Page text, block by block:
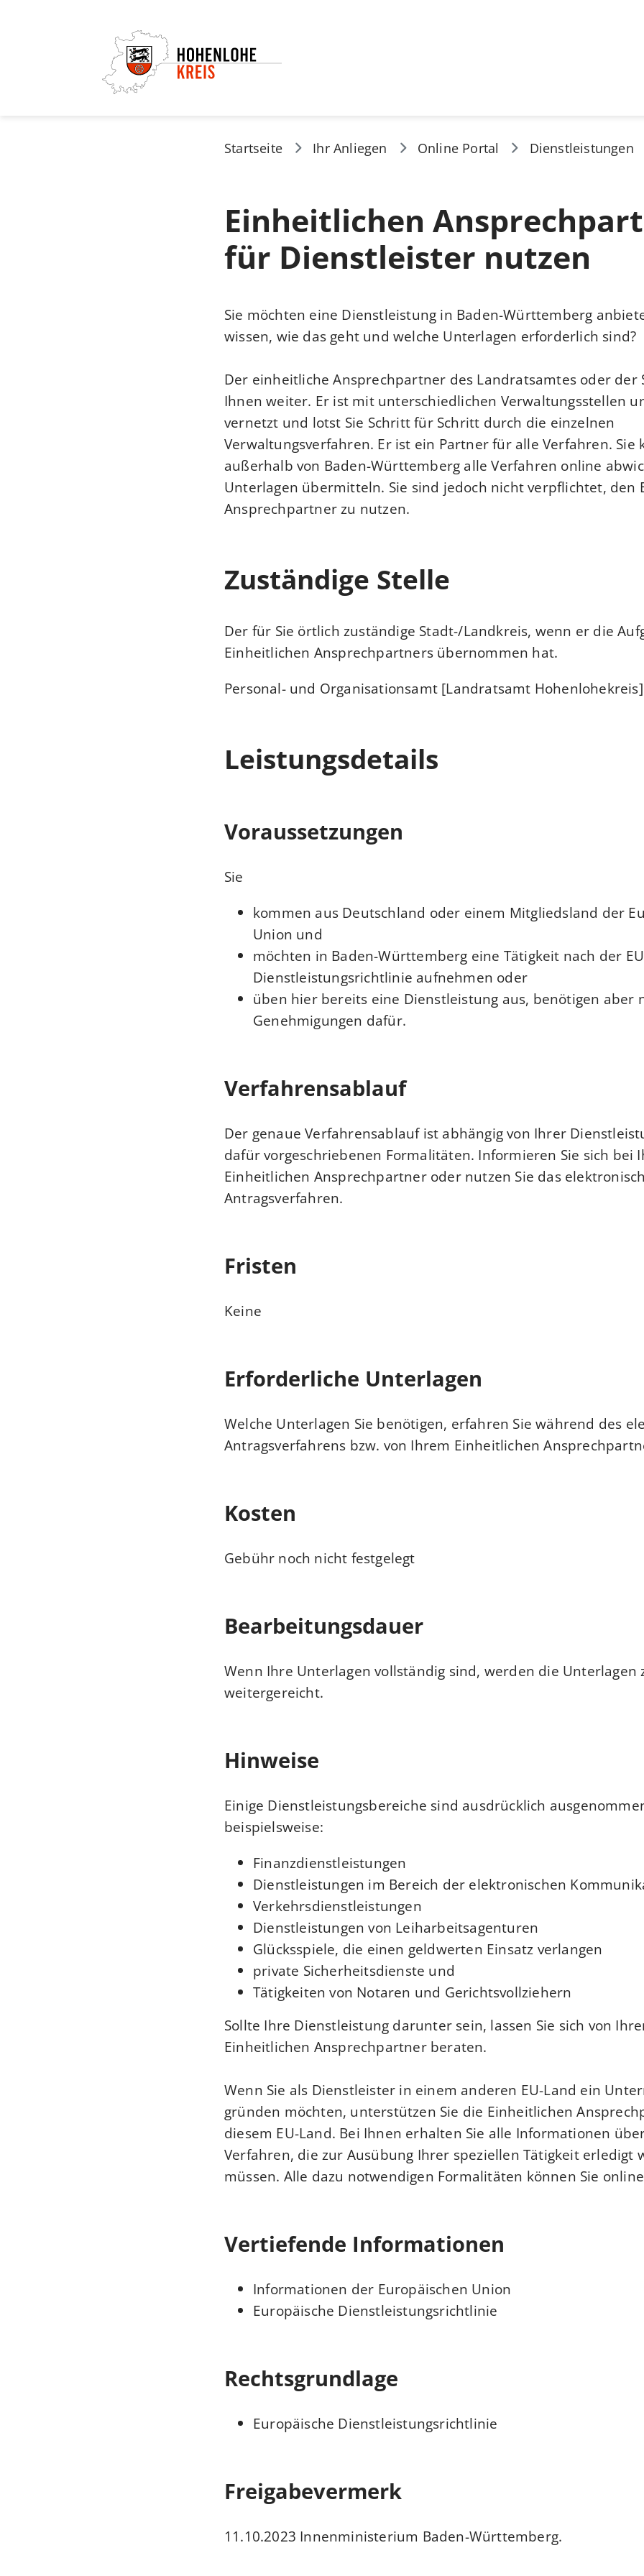
Startseite Ihr Anliegen Online Portal Dienstleistungen
Einheitlichen
für Dienstleister nutzen
Sie möchten eine Dienstleistung in Baden-Württemberg
wissen, wie das geht und welche Unterlagen erforderlich sind?
Der einheitliche Ansprechpartner des Landratsamtes oder der
Ihnen weiter. Er ist mit unterschiedlichen Verwaltungsstellen
vernetzt und lotst Sie Schritt für Schritt durch die einzelnen
Verwaltungsverfahren. Er ist ein Partner für alle Verfahren. Sie
außerhalb von Baden-Württemberg alle Verfahren online
Unterlagen übermitteln. Sie sind jedoch nicht verpflichtet, den
Ansprechpartner zu nutzen.
Zuständige Stelle
Der für Sie örtlich zuständige Stadt-/Landkreis, wenn er die
Einheitlichen Ansprechpartners übernommen hat.
Personal- und Organisationsamt [Landratsamt Hohenlohekreis]
Leistungsdetails
Voraussetzungen
Sie
kommen aus Deutschland oder einem Mitgliedsland der
Union und
möchten in Baden-Württemberg eine Tätigkeit nach der
Dienstleistungsrichtlinie aufnehmen oder
üben hier bereits eine Dienstleistung aus, benötigen aber
Genehmigungen dafür.
Verfahrensablauf
Der genaue Verfahrensablauf ist abhängig von Ihrer
dafür vorgeschriebenen Formalitäten. Informieren Sie sich bei
Einheitlichen Ansprechpartner oder nutzen Sie das
Antragsverfahren.
Fristen
Keine
Erforderliche Unterlagen
Welche Unterlagen Sie benötigen, erfahren Sie während des
Antragsverfahrens bzw. von Ihrem Einheitlichen
Kosten
Gebühr noch nicht festgelegt
Bearbeitungsdauer
Wenn Ihre Unterlagen vollständig sind, werden die Unterlagen
weitergereicht.
Hinweise
Einige Dienstleistungsbereiche sind ausdrücklich
beispielsweise:
Finanzdienstleistungen
Dienstleistungen im Bereich der elektronischen
Verkehrsdienstleistungen
Dienstleistungen von Leiharbeitsagenturen
Glücksspiele, die einen geldwerten Einsatz verlangen
private Sicherheitsdienste und
Tätigkeiten von Notaren und Gerichtsvollziehern
Sollte Ihre Dienstleistung darunter sein, lassen Sie sich von
Einheitlichen Ansprechpartner beraten.
Wenn Sie als Dienstleister in einem anderen EU-Land ein
gründen möchten, unterstützen Sie die Einheitlichen
diesem EU-Land. Bei Ihnen erhalten Sie alle Informationen
Verfahren, die zur Ausübung Ihrer speziellen Tätigkeit erledigt
müssen. Alle dazu notwendigen Formalitäten können Sie
Vertiefende Informationen
Informationen der Europäischen Union
Europäische Dienstleistungsrichtlinie
Rechtsgrundlage
Europäische Dienstleistungsrichtlinie
Freigabevermerk
11.10.2023 Innenministerium Baden-Württemberg.